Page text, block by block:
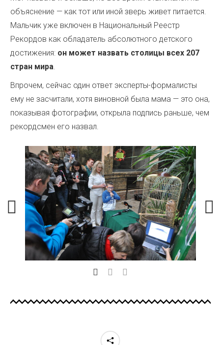
объяснение — как тот или иной зверь живет питается.
Мальчик уже включен в Национальный Реестр
Рекордов как обладатель абсолютного детского
достижения: он может назвать столицы всех 207
стран мира.
Впрочем, сейчас один ответ эксперты-формалисты
ему не засчитали, хотя виновной была мама — это она,
показывая фотографии, открыла подпись раньше, чем
рекордсмен его назвал.